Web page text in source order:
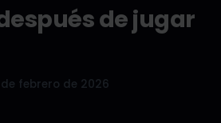
de jugar
febrero de 2026